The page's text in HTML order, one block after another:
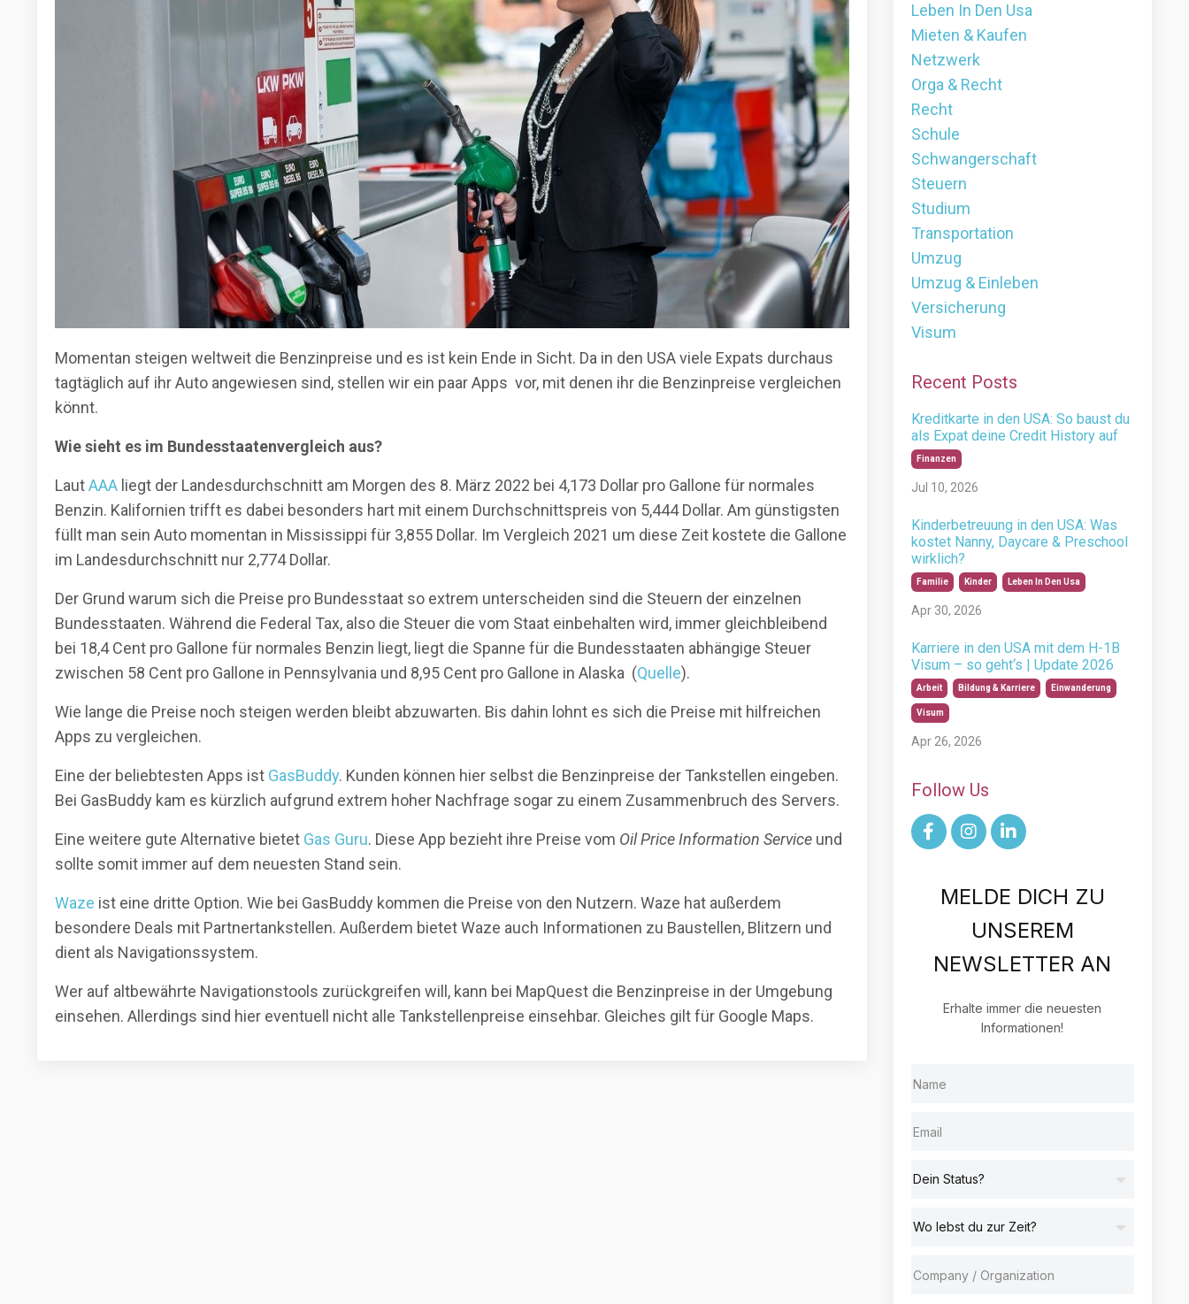
Momentan steigen weltweit die Benzinpreise und es ist kein Ende in Sicht. Da in den USA viele Expats durchaus
tagtäglich auf ihr Auto angewiesen sind, stellen wir ein paar Apps vor, mit denen ihr die Benzinpreise vergleichen
könnt.
Wie sieht es im Bundesstaatenvergleich aus?
LautAAA liegt der Landesdurchschnitt am Morgen des 8. März 2022 bei 4,173 Dollar pro Gallone für normales
Benzin. Kalifornien trifft es dabei besonders hart mit einem Durchschnittspreis von 5,444 Dollar. Am günstigsten
füllt man sein Auto momentan in Mississippi für 3,855 Dollar. Im Vergleich 2021 um diese Zeit kostete die Gallone
im Landesdurchschnitt nur 2,774 Dollar.
Der Grund warum sich die Preise pro Bundesstaat so extrem unterscheiden sind die Steuern der einzelnen
Bundesstaaten. Während die Federal Tax, also die Steuer die vom Staat einbehalten wird, immer gleichbleibend
bei 18,4 Cent pro Gallone für normales Benzin liegt, liegt die Spanne für die Bundesstaaten abhängige Steuer
zwischen 58 Cent pro Gallone in Pennsylvania und 8,95 Cent pro Gallone in Alaska (Quelle).
Wie lange die Preise noch steigen werden bleibt abzuwarten. Bis dahin lohnt es sich die Preise mit hilfreichen
Apps zu vergleichen.
Eine der beliebtesten Apps ist GasBuddy. Kunden können hier selbst die Benzinpreise der Tankstellen eingeben.
Bei GasBuddy kam es kürzlich aufgrund extrem hoher Nachfrage sogar zu einem Zusammenbruch des Servers.
Eine weitere gute Alternative bietet Gas Guru. Diese App bezieht ihre Preise vom Oil Price Information Service und
sollte somit immer auf dem neuesten Stand sein.
Waze ist eine dritte Option. Wie bei GasBuddy kommen die Preise von den Nutzern. Waze hat außerdem
besondere Deals mit Partnertankstellen. Außerdem bietet Waze auch Informationen zu Baustellen, Blitzern und
dient als Navigationssystem.
Wer auf altbewährte Navigationstools zurückgreifen will, kann bei MapQuest die Benzinpreise in der Umgebung
einsehen. Allerdings sind hier eventuell nicht alle Tankstellenpreise einsehbar. Gleiches gilt für Google Maps.
Leben In Den Usa
Mieten & Kaufen
Netzwerk
Orga & Recht
Recht
Schule
Schwangerschaft
Steuern
Studium
Transportation
Umzug
Umzug & Einleben
Versicherung
Visum
Recent Posts
Kreditkarte in den USA: So baust du
als Expat deine Credit History auf
Finanzen
Jul 10, 2026
Kinderbetreuung in den USA: Was
kostet Nanny, Daycare & Preschool
wirklich?
Familie Kinder Leben In Den Usa
Apr 30, 2026
Karriere in den USA mit dem H-1B
Visum – so geht‘s | Update 2026
Arbeit Bildung & Karriere Einwanderung
Visum
Apr 26, 2026
Follow Us
MELDE DICH ZU
UNSEREM
NEWSLETTER AN
Erhalte immer die neuesten
Informationen!